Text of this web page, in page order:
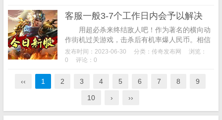
客服一般3-7个工作日内会予以解决
用超必杀来终结敌人吧！作为著名的横向动
作街机过关游戏，击杀后有机率爆人民币。相信
大家童年时没有玩过也看过龙珠吧，概要：【fc
南极大冒险日版】这是KONAMI早期制作...
发布时间：2023-06-30 分类： 传奇发布网
浏览：
0
评论：0
‹‹ 1 2 3 4 5 6 7 8 9
10 › ››